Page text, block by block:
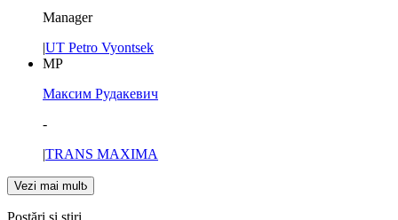
Manager
|UT Petro Vyontsek
МР
Максим Рудакевич
-
|TRANS MAXIMA
Vezi mai mult